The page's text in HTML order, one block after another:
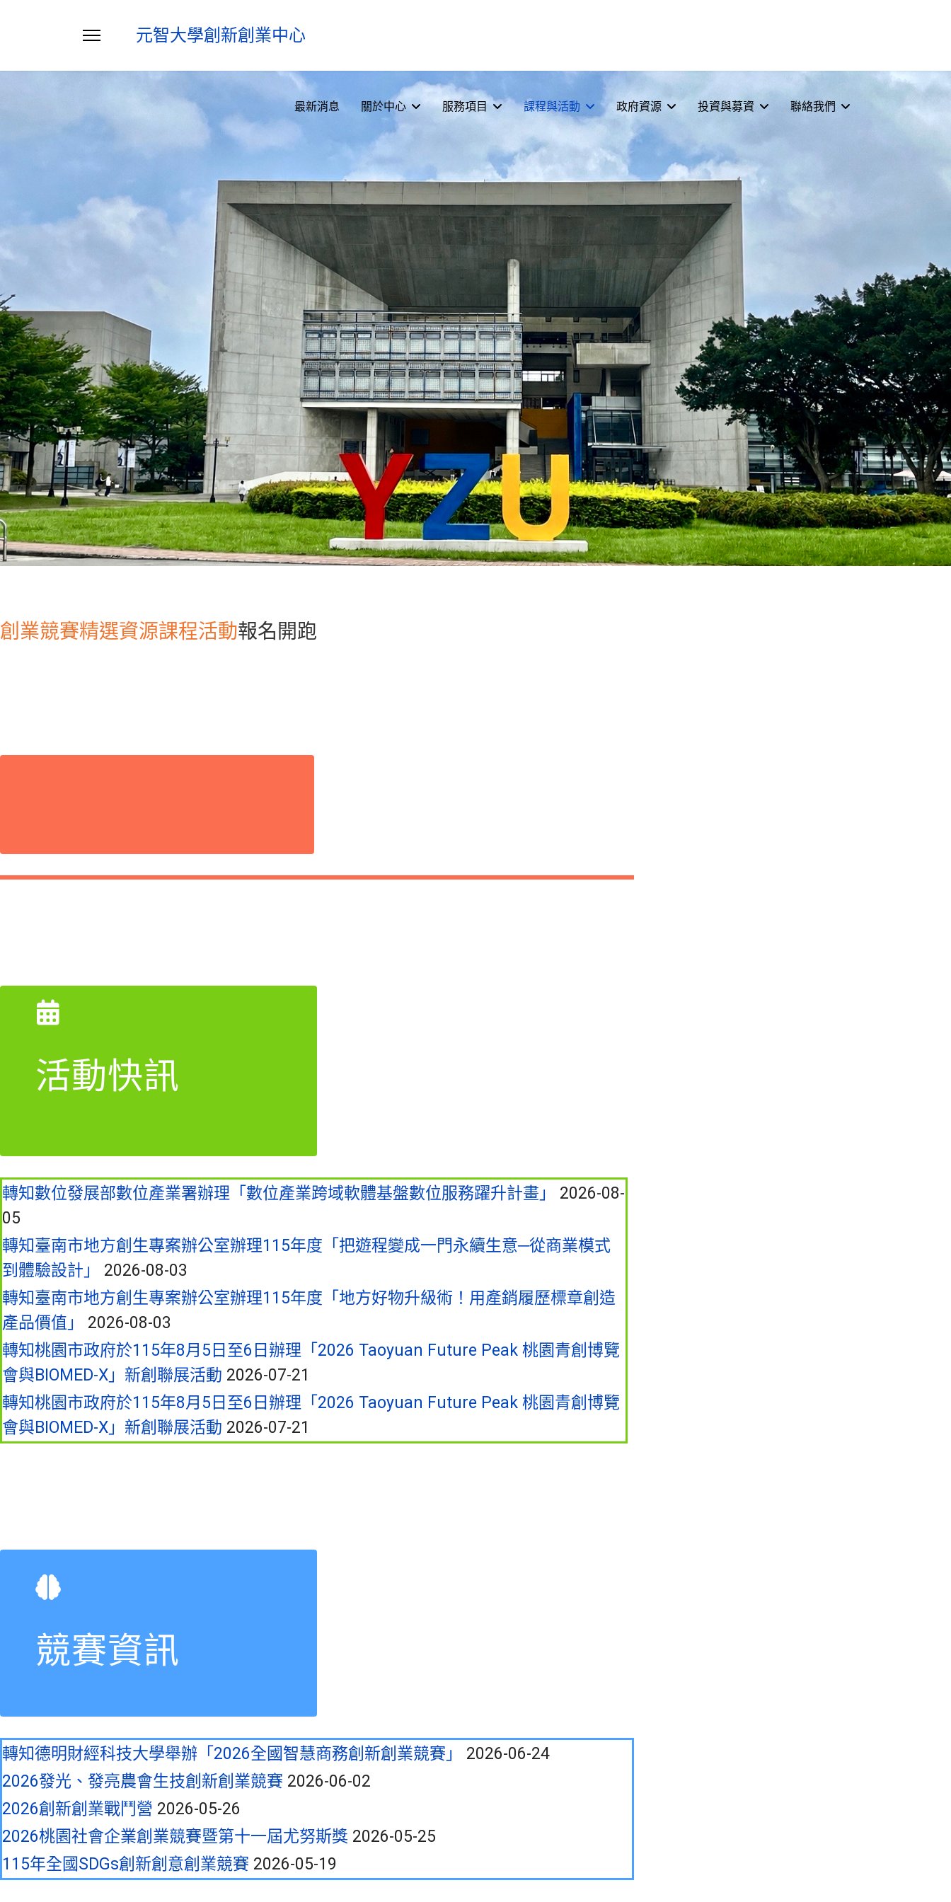
元智大學創新創業中心
最新消息 關於中心 服務項目 課程與活動 政府資源 投資與募資 聯絡我們
選擇你的語言
創業競賽精選資源課程活動報名開跑
活動快訊
轉知數位發展部數位產業署辦理「數位產業跨域軟體基盤數位服務躍升計畫」
2026-08-
05
轉知臺南市地方創生專案辦公室辦理115年度「把遊程變成一門永續生意─從商業模式
到體驗設計」
2026-08-03
轉知臺南市地方創生專案辦公室辦理115年度「地方好物升級術！用產銷履歷標章創造
產品價值」
2026-08-03
轉知桃園市政府於115年8月5日至6日辦理「2026 Taoyuan Future Peak 桃園青創博覽
會與BIOMED-X」新創聯展活動 2026-07-21
轉知桃園市政府於115年8月5日至6日辦理「2026 Taoyuan Future Peak 桃園青創博覽
會與BIOMED-X」新創聯展活動 2026-07-21
競賽資訊
轉知德明財經科技大學舉辦「2026全國智慧商務創新創業競賽」
2026-06-24
2026發光、發亮農會生技創新創業競賽 2026-06-02
2026創新創業戰鬥營 2026-05-26
2026桃園社會企業創業競賽暨第十一屆尤努斯獎 2026-05-25
115年全國SDGs創新創意創業競賽 2026-05-19